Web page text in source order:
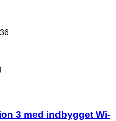
3 med indbygget Wi-